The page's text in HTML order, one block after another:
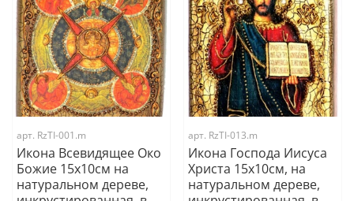
арт. RzTI-001.m
Икона Всевидящее Око
Божие 15х10см на
натуральном дереве,
арт. RzTI-013.m
Икона Господа Иисуса
Христа 15х10см, на
натуральном дереве,